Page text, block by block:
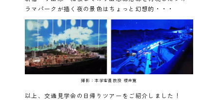
ラマパークが描く夜の景色はちょっと幻想的・・・
撮影：本学客員教授 櫻井寛
以上、交通見学会の日帰りツアーをご紹介しました！